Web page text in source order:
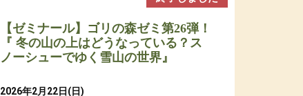
【ゼミナール】ゴリの森ゼミ第26弾！
『 冬の山の上はどうなっている？ス
ノーシューでゆく雪山の世界』
2026年2月22日(日)